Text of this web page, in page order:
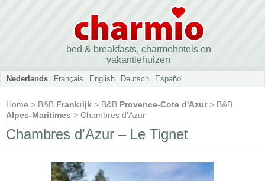
bed & breakfasts, charmehotels en
vakantiehuizen
Nederlands Français English Deutsch Español
Home > B&B Frankrijk > B&B Provence-Cote d'Azur> B&B
Alpes-Maritimes > Chambres d'Azur
Chambres d'Azur – Le Tignet